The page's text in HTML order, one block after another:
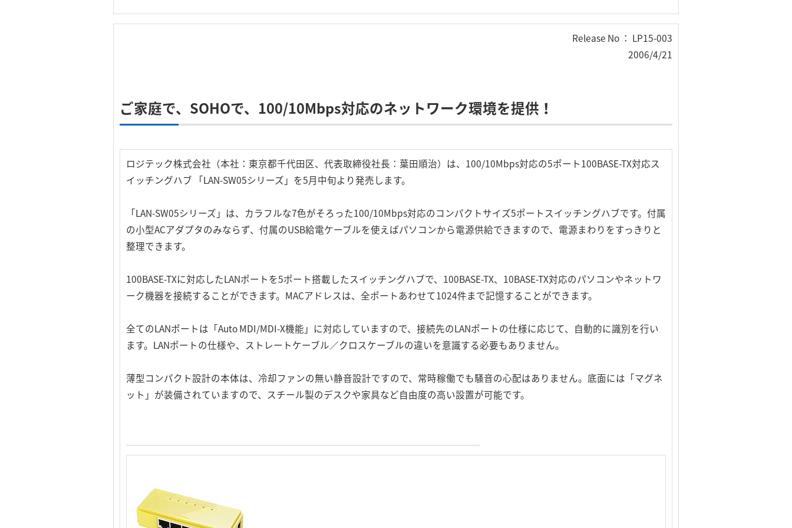
Release No ： LP15-003
2006/4/21
ご家庭で、SOHOで、100/10Mbps対応のネットワーク環境を提供！
ロジテック株式会社（本社：東京都千代田区、代表取締役社長：葉田順治）は、100/10Mbps対応の5ポート100BASE-TX対応ス
イッチングハブ 「LAN-SW05シリーズ」を5月中旬より発売します。
「LAN-SW05シリーズ」は、カラフルな7色がそろった100/10Mbps対応のコンパクトサイズ5ポートスイッチングハブです。付属
の小型ACアダプタのみならず、付属のUSB給電ケーブルを使えばパソコンから電源供給できますので、電源まわりをすっきりと
整理できます。
100BASE-TXに対応したLANポートを5ポート搭載したスイッチングハブで、100BASE-TX、10BASE-TX対応のパソコンやネットワ
ーク機器を接続することができます。MACアドレスは、全ポートあわせて1024件まで記憶することができます。
全てのLANポートは「Auto MDI/MDI-X機能」に対応していますので、接続先のLANポートの仕様に応じて、自動的に識別を行い
ます。LANポートの仕様や、ストレートケーブル／クロスケーブルの違いを意識する必要もありません。
薄型コンパクト設計の本体は、冷却ファンの無い静音設計ですので、常時稼働でも騒音の心配はありません。底面には「マグネ
ット」が装備されていますので、スチール製のデスクや家具など自由度の高い設置が可能です。